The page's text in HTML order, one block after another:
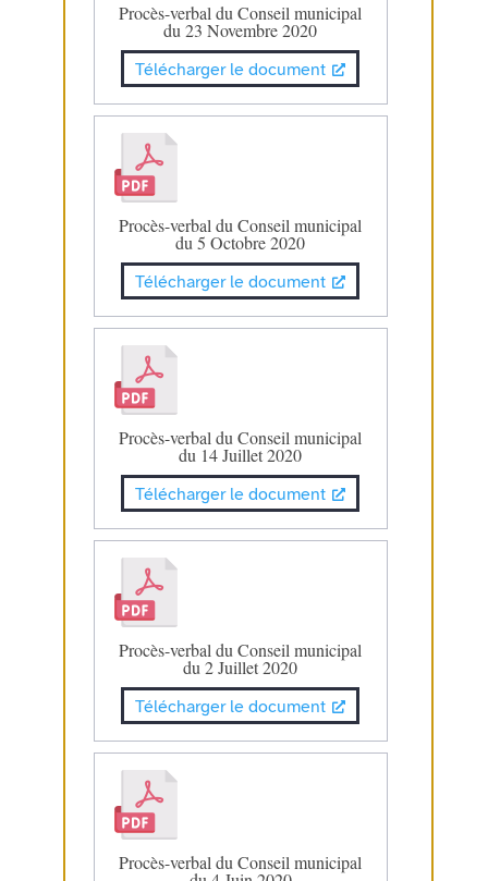
Procès-verbal du Conseil municipal
du 23 Novembre 2020
Télécharger le document
Procès-verbal du Conseil municipal
du 5 Octobre 2020
Télécharger le document
Procès-verbal du Conseil municipal
du 14 Juillet 2020
Télécharger le document
Procès-verbal du Conseil municipal
du 2 Juillet 2020
Télécharger le document
Procès-verbal du Conseil municipal